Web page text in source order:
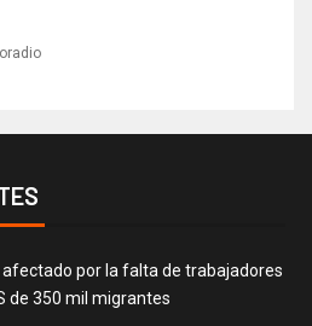
por la falta de trabajadores
de 350 mil migrantes